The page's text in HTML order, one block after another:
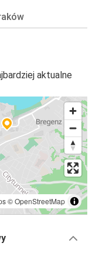
aktualne
©OpenStreetMap